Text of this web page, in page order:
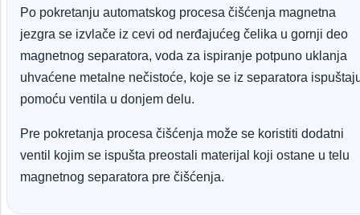
Po pokretanju automatskog procesa čišćenja magnetna
jezgra se izvlače iz cevi od nerđajućeg čelika u gornji deo
magnetnog separatora, voda za ispiranje potpuno uklanja
uhvaćene metalne nečistoće, koje se iz separatora
pomoću ventila u donjem delu.
Pre pokretanja procesa čišćenja može se koristiti dodatni
ventil kojim se ispušta preostali materijal koji ostane u telu
magnetnog separatora pre čišćenja.